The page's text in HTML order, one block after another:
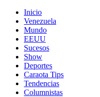
Inicio
Venezuela
Mundo
EEUU
Sucesos
Show
Deportes
Caraota Tips
Tendencias
Columnistas